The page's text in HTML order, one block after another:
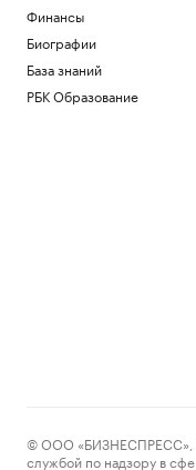
Финансы
Биографии
База знаний
РБК Образование
© ООО «БИЗНЕСПРЕСС»,
службой по надзору в